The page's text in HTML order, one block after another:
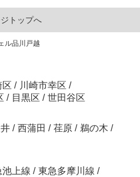
トップへ
ル品川戸越
区 / 川崎市幸区 /
/ 目黒区 / 世田谷区
/ 西蒲田 / 荏原 / 鵜の木 /
池上線 / 東急多摩川線 /